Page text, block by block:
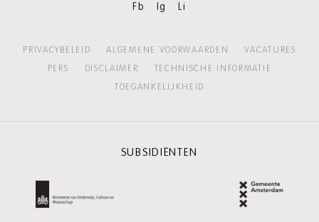
Fb Ig Li
PRIVACYBELEID ALGEMENE VOORWAARDEN
VACATURES
PERS
DISCLAIMER
TECHNISCHE INFORMATIE
TOEGANKELIJKHEID
SUBSIDIËNTEN